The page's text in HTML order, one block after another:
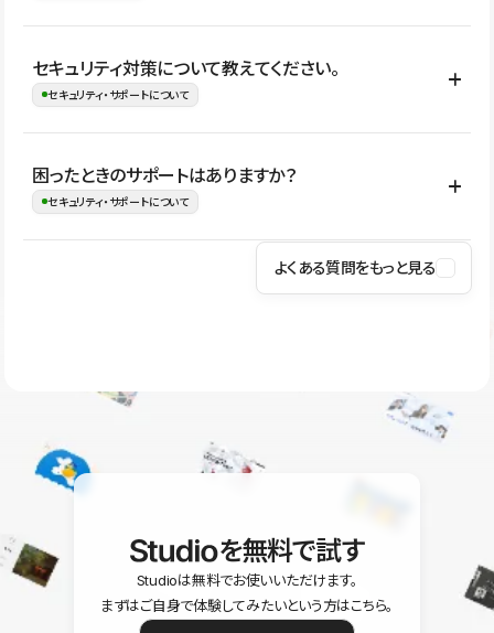
はい。CMSやコンポーネントを活用して更新範囲を設計しておく
ことで、デザインを崩しにくい状態で運用できます。 さらにコン
ながらレイアウトに影響を与えずに更新作業を進めやすくなりま
す。
セキュリティ対策について教えてください。
セキュリティ・サポートについて
Studioでは、公開サイトやサービスを安全に利用できるよう、通信
の暗号化、データ保護、アクセス管理、脆弱性対策など、複数の観
はSSL/TLSによる通信暗号化に対応しており、悪質なスクリプトの
困ったときのサポートはありますか？
セキュリティ・サポートについて
操作方法や機能については、ヘルプセンターでご確認いただけま
ユーザー同士で質問・相談できるコミュニティもご利用ください。
よくある質問をもっと見る
を無料で試す
Studioは無料でお使いいただけます。
まずはご自身で体験してみたいという方はこちら。